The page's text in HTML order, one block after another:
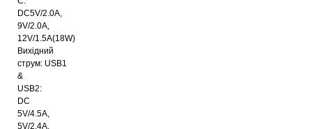
DC5V/2.0A,
9V/2.0A,
12V/1.5A(18W)
Вихідний
струм: USB1
&
USB2:
DC
5V/4.5A,
5V/2.4A,